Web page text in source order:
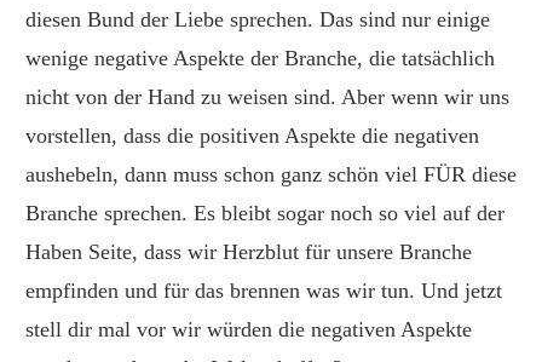
diesen Bund der Liebe sprechen. Das sind nur einige
wenige negative Aspekte der Branche, die tatsächlich
nicht von der Hand zu weisen sind. Aber wenn wir uns
vorstellen, dass die positiven Aspekte die negativen
aushebeln, dann muss schon ganz schön viel FÜR diese
Branche sprechen. Es bleibt sogar noch so viel auf der
Haben Seite, dass wir Herzblut für unsere Branche
empfinden und für das brennen was wir tun. Und jetzt
stell dir mal vor wir würden die negativen Aspekte